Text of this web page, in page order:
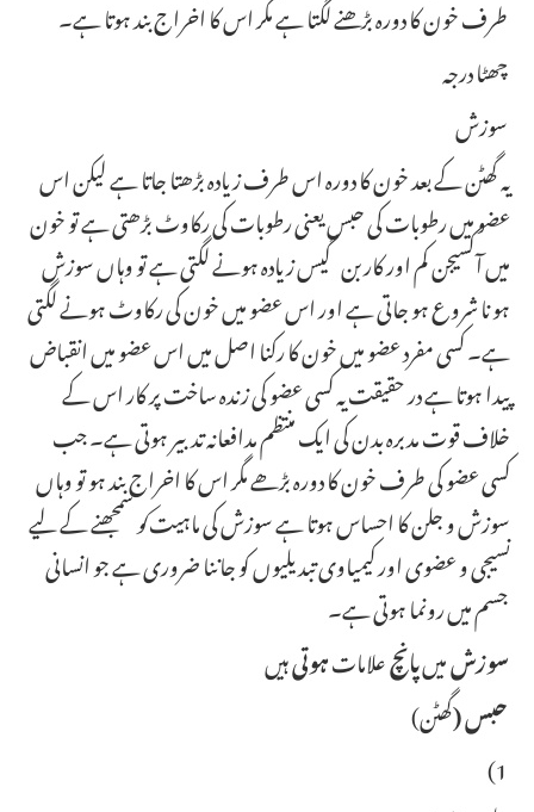
یہ گھٹن کے بعد خون کا دورہ اس طرف زیادہ بڑھتا جاتا ہے لیکن اس
عضو میں رطوبات کی حبس یعنی رطوبات کی رکاوٹ بڑھتی ہے تو خون
میں آکسیجن کم اور کار بن گیس زیادہ ہونے لگتی ہے تو وہاں سوزش
ہو نا شروع ہو جاتی ہے اور اس عضو میں خون کی رکاوٹ ہونے لگتی
ہے۔ کسی مفرد عضو میں خون کا رکنا اصل میں اس عضو میں انقباض
پیدا ہوتا ہے در حقیقت یہ کسی عضو کی زندہ ساخت پر کار اس کے
خلاف قوت مدبرہ بدن کی ایک منتظم مدافعانہ تدبیر ہوتی ہے۔ جب
کسی عضو کی طرف خون کا دورہ بڑھے مگر اس کا اخراج بند ہو تو وہاں
سوزش و جلن کا احساس ہوتا ہے سوزش کی ماہیتکوسمجھنے کے لیے
نسیجی و عضوی اور کیمیاوی تبدیلیوں کو جاننا ضروری ہے جو انسانی
سوزشمیںپانچعلاماتہوتی
حبس(
(1